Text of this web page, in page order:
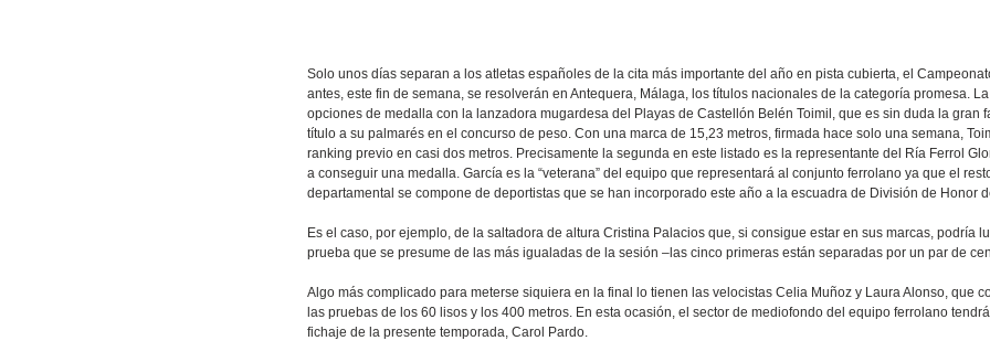
Solo unos días separan a los atletas españoles de la cita más importante del año en pista cubierta, el
antes, este fin de semana, se resolverán en Antequera, Málaga, los títulos nacionales de la categoría promesa.
opciones de medalla con la lanzadora mugardesa del Playas de Castellón Belén Toimil, que es sin duda la gran
título a su palmarés en el concurso de peso. Con una marca de 15,23 metros, firmada hace solo una semana,
ranking previo en casi dos metros. Precisamente la segunda en este listado es la representante del Ría Ferrol
a conseguir una medalla. García es la “veterana” del equipo que representará al conjunto ferrolano ya que el
departamental se compone de deportistas que se han incorporado este año a la escuadra de División de Honor
Es el caso, por ejemplo, de la saltadora de altura Cristina Palacios que, si consigue estar en sus marcas, podría
prueba que se presume de las más igualadas de la sesión –las cinco primeras están separadas por un par de
Algo más complicado para meterse siquiera en la final lo tienen las velocistas Celia Muñoz y Laura Alonso, que
las pruebas de los 60 lisos y los 400 metros. En esta ocasión, el sector de mediofondo del equipo ferrolano
fichaje de la presente temporada, Carol Pardo.